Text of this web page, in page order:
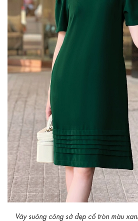
Váy suông công sở đẹp cổ tròn màu